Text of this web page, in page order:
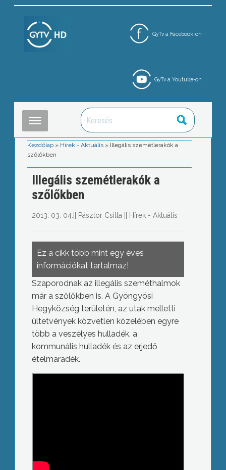
GyTv a Facebook-on
GyTv a Youtube-on
Kezdőlap » Hírek - Aktuális » Illegális szemétlerakók a
szőlőkben
Illegális szemétlerakók a
szőlőkben
2013. 03. 04. Pásztor Csilla Hírek - Aktuális
Ez a cikk több mint egy éves
információkat tartalmaz!
Szaporodnak az illegális szeméthalmok
már a szőlőkben is. A Gyöngyösi
Hegyközség területén, az utak melletti
ültetvények közvetlen közelében egyre
több a veszélyes hulladék, a
kommunális hulladék és az erjedő
ételmaradék.